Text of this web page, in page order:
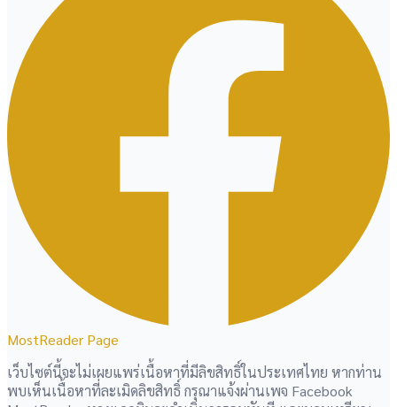
MostReader Page
เว็บไซต์นี้จะไม่เผยแพร่เนื้อหาที่มีลิขสิทธิ์ในประเทศไทย หากท่าน
พบเห็นเนื้อหาที่ละเมิดลิขสิทธิ์ กรุณาแจ้งผ่านเพจ Facebook